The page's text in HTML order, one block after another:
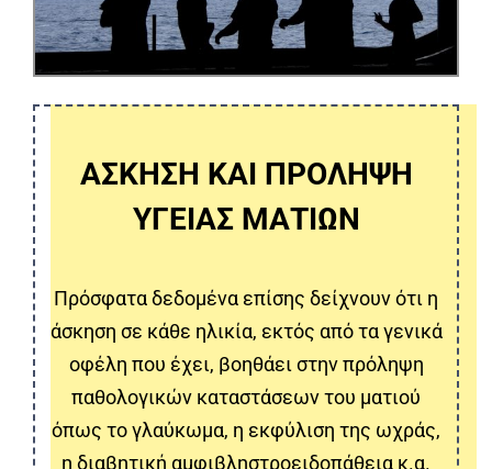
ΑΣΚΗΣΗ ΚΑΙ ΠΡΟΛΗΨΗ
ΥΓΕΙΑΣ ΜΑΤΙΩΝ
Πρόσφατα δεδομένα επίσης δείχνουν ότι η
άσκηση σε κάθε ηλικία, εκτός από τα γενικά
οφέλη που έχει, βοηθάει στην πρόληψη
παθολογικών καταστάσεων του ματιού
όπως το γλαύκωμα, η εκφύλιση της ωχράς,
η διαβητική αμφιβληστροειδοπάθεια κ.α.